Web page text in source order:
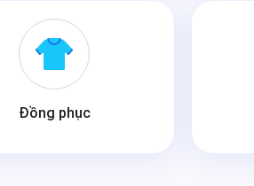
Đồng phục